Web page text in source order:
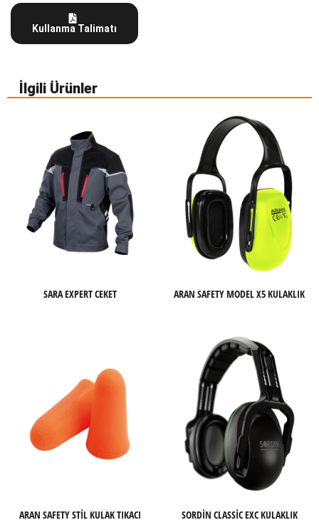
Kullanma Talimatı
İlgili Ürünler
SARA EXPERT CEKET ARAN SAFETY MODEL X5 KULAKLIK
ARAN SAFETY STIL KULAK TIKACI SORDIN CLASSIC EXC KULAKLIK